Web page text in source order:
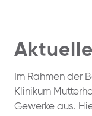
Im Rahmen der
Klinikum
Gewerke aus.